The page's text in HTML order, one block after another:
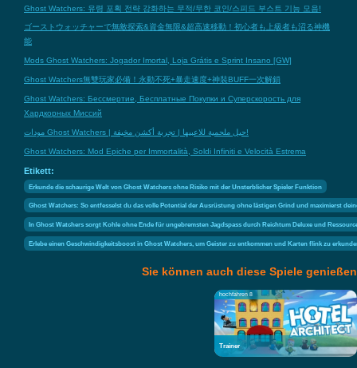
Ghost Watchers: 유령 포획 전략 강화하는 무적/무한 코인/스피드 부스트 기능 모음!
ゴーストウォッチャーで無敵探索&資金無限&超高速移動！初心者も上級者も沼る神機
能
Mods Ghost Watchers: Jogador Imortal, Loja Grátis e Sprint Insano [GW]
Ghost Watchers無雙玩家必備！永動不死+暴走速度+神裝BUFF一次解鎖
Ghost Watchers: Бессмертие, Бесплатные Покупки и Суперскорость для
Хардкорных Миссий
مودات Ghost Watchers | حيل ملحمية للاعبيها | تجربة أكشن مخيفة!
Ghost Watchers: Mod Epiche per Immortalità, Soldi Infiniti e Velocità Estrema
Etikett:
Erkunde die schaurige Welt von Ghost Watchers ohne Risiko mit der Unsterblicher Spieler Funktion
Ghost Watchers: So entfesselst du das volle Potential der Ausrüstung ohne lästigen Grind und maximierst
In Ghost Watchers sorgt Kohle ohne Ende für ungebremsten Jagdspass durch Reichtum Deluxe und
Erlebe einen Geschwindigkeitsboost in Ghost Watchers, um Geister zu entkommen und Karten flink zu
Sie können auch diese Spiele genießen
hochfahren 8
Trainer